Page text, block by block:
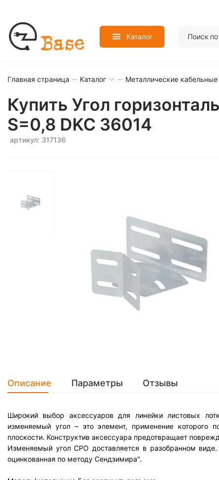
Каталог
Главная страница Каталог Металлические
Купить Угол
S=0,8 DKC 36014
артикул: 317136
Описание Параметры Отзывы
Широкий выбор аксессуаров для линейки листовых
изменяемый угол – это элемент, применение которого
плоскости. Конструктив аксессуара предотвращает
Изменяемый угол СРО доставляется в разобранном
оцинкованная по методу Сендзимира".